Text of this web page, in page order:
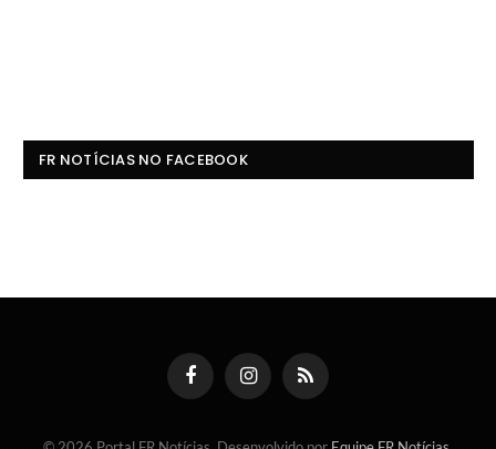
FR NOTÍCIAS NO FACEBOOK
FacebookInstagramRSS